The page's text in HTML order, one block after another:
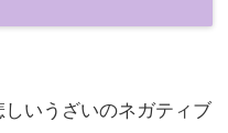
いうざいのネガティブ